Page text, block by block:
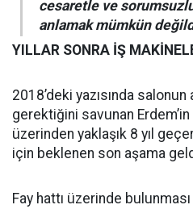
cesaretle ve
anlamak mümkün
YILLAR SONRA İŞ
2018’deki yazısında
gerektiğini savunan
üzerinden yaklaşık 8 yıl
için beklenen son aşama
Fay hattı üzerinde